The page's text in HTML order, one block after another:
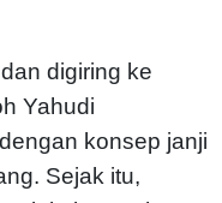
digiring ke
Yahudi
konsep janji
Sejak itu,